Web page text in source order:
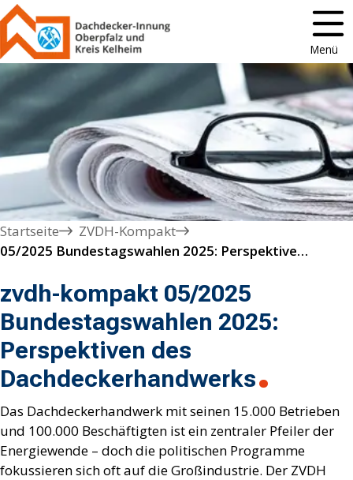
Menü
Startseite
ZVDH-Kompakt
05/2025 Bundestagswahlen 2025: Perspektiven des Dachdeckerhandwerks
zvdh-kompakt 05/2025
Bundestagswahlen 2025:
Perspektiven des
Dachdeckerhandwerks
Das Dachdeckerhandwerk mit seinen 15.000 Betrieben
und 100.000 Beschäftigten ist ein zentraler Pfeiler der
Energiewende – doch die politischen Programme
fokussieren sich oft auf die Großindustrie. Der ZVDH